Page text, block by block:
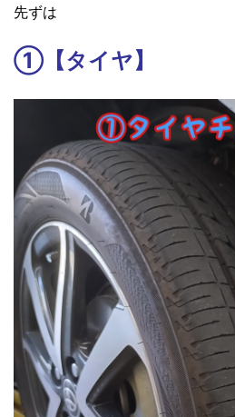
先ずは
①【タイヤ】